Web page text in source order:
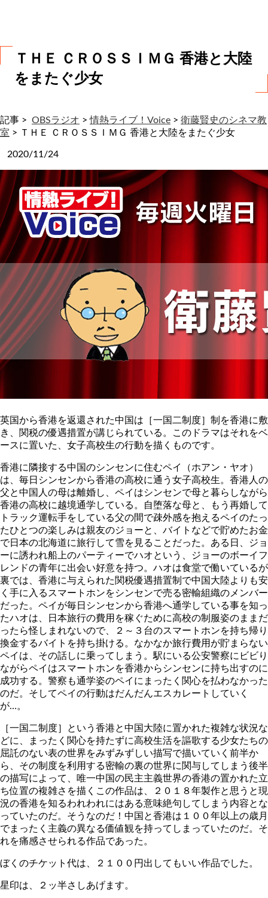
ＴＨＥ ＣＲＯＳＳＩＭＧ 香港と大陸
をまたぐ少女
記事 > OBSラジオ >情熱ライブ！Voice > 衛藤賢史のシネマ教
室 > ＴＨＥ ＣＲＯＳＳＩＭＧ 香港と大陸をまたぐ少女
2020/11/24
英国から香港を返還された中国は［一国二制度］制を香港に敷
き、関税の優遇措置が講じられている。このドラマはそれをベ
ースに置いた、女子高校生の行動を描くものです。
香港に隣接する中国のシンセンに住むペイ（ホアン・ヤオ）
は、毎日シンセンから香港の高校に通う女子高校生。香港人の
父と中国人の母は離婚し、ペイはシンセンで母と暮らしながら
香港の高校に越境通学している。自堕落な母と、もう再婚して
トラック運転手をしている父の間で疎外感を抱えるペイのたっ
たひとつの楽しみは親友のジョーと、バイトなどで貯めたお金
で日本の北海道に旅行して雪を見ることだった。ある日、ジョ
ーに誘われ船上のパーティーでハオという、ジョーのボーイフ
レンドの青年に出会い好意を持つ。ハオは食堂で働いているが
裏では、香港に与えられた関税優遇措置制で中国大陸よりも安
く手に入るスマートホンをシンセンで売る密輸組織のメンバー
だった。ペイが毎日シンセンから香港へ通学している事を知っ
たハオは、日本旅行の費用を稼ぐために高校の制服姿のままだ
ったら怪しまれないので、２～３台のスマートホンを持ち帰り
換金するバイトを持ち掛ける。なかなか旅行費用が貯まらない
ペイは、その話しに乗ってしまう。駅にいる公安警察にビビり
ながらペイはスマートホンを香港からシンセンに持ち出すのに
成功する。警察も通学姿のペイにまったく関心を払わなかった
のだ。そしてペイの行動はだんだんエスカレートしていく
が…。
［一国二制度］という香港と中国大陸に置かれた複雑な状況な
どに、まったく関心を持たずに高校生活を謳歌する少女たちの
屈託のない表の世界をみずみずしい描写で描いていく前半か
ら、その制度を利用する密輸の裏の世界に関与してしまう後半
の描写によって、唯一中国の民主主義世界の香港の置かれた立
ち位置の複雑さを描くこの作品は、２０１８年製作と思うと現
況の香港を知るわれわれにはある意味絶句してしまう内容とな
っていたのだ。そうなのだ！中国と香港は１００年以上の歳月
でまったく主義の異なる価値観を持ってしまっていたのだ。そ
れを痛感させられる作品であった。
ぼくのチケット代は、２１００円出してもいい作品でした。
星印は、２ッ半さしあげます。